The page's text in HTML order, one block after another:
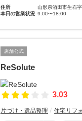
住所
山形県酒田市生石
本日の営業状況 9:00〜18:00
店舗公式
ReSolute
3.03
片づけ・遺品整理 住宅リフ